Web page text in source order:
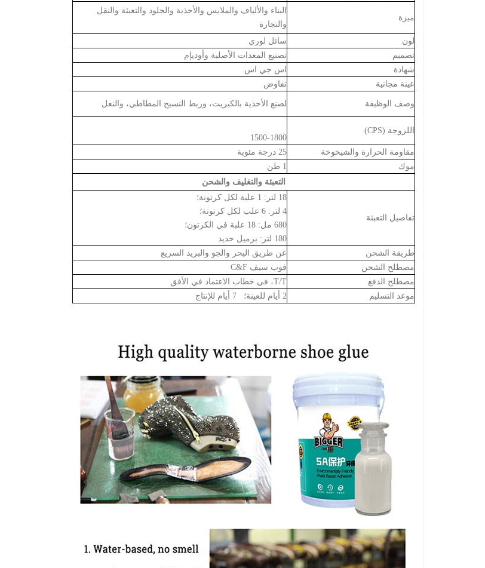
ميزة
البناء والألياف والملابس والأحذية والجلود والتعبئة والنقل
والنجارة
لون
سائل لوري
تصميم
تصنيع المعدات الأصلية وأوديإم
شهادة
اس جي اس
عينة مجانية
تفاوض
وصف الوظيفة لصنع الأحذية بالكبريت، وربط النسيج المطاطي، والنعل
اللزوجة (CPS)
1500-1800
مقاومة الحرارة والشيخوخة
25 درجة مئوية
موك
1 طن
التعبئة والتغليف والشحن
تفاصيل التعبئة
18 لتر: 1 علبة لكل كرتونة؛
4 لتر: 6 علب لكل كرتونة؛
680 مل: 18 علبة في الكرتون؛
180 لتر: برميل حديد
طريقة الشحن
عن طريق البحر والجو والبريد السريع
مصطلح الشحن
فوب سيف C&F
مصطلح الدفع
T/T، في خطاب الاعتماد في الأفق
موعد التسليم
2 أيام للعينة؛ 7 أيام للإنتاج